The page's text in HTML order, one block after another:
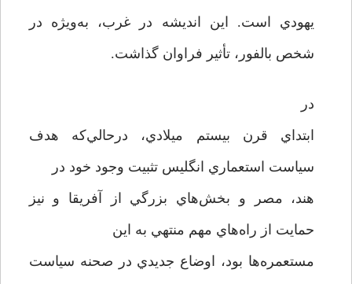
يهودي است. اين انديشه در غرب، به‌ويژه در
شخص بالفور، تأثير فراوان گذاشت.
در
ابتداي قرن بيستم ميلادي، در‌حالي‌كه هدف
سياست استعماري انگليس تثبيت وجود خود در
هند، مصر و بخش‌هاي بزرگي از آفريقا و نيز
حمايت از راه‌هاي مهم منتهي به اين
مستعمره‌ها بود، اوضاع جديدي در صحنه سياست